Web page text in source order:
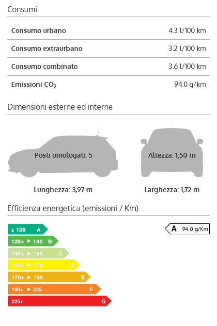
Consumi
Consumo urbano 4.3 l/100 km
Consumo extraurbano 3.2 l/100 km
Consumo combinato 3.6 l/100 km
Emissioni CO2 94.0 g/km
Dimensioni esterne ed interne
Posti omologati: 5
Lunghezza: 3,97 m
Altezza: 1,50 m
Larghezza: 1,72 m
Efficienza energetica (emissioni / Km)
94.0 g/Km